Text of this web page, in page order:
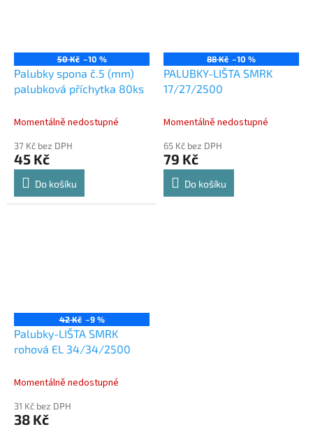
50 Kč –10 %
Palubky spona č.5 (mm)
palubková příchytka 80ks
Momentálně nedostupné
37 Kč bez DPH
45 Kč
Do košíku
88 Kč –10 %
PALUBKY-LIŠTA SMRK
17/27/2500
Momentálně nedostupné
65 Kč bez DPH
79 Kč
Do košíku
42 Kč –9 %
Palubky-LIŠTA SMRK
rohová EL 34/34/2500
Momentálně nedostupné
31 Kč bez DPH
38 Kč